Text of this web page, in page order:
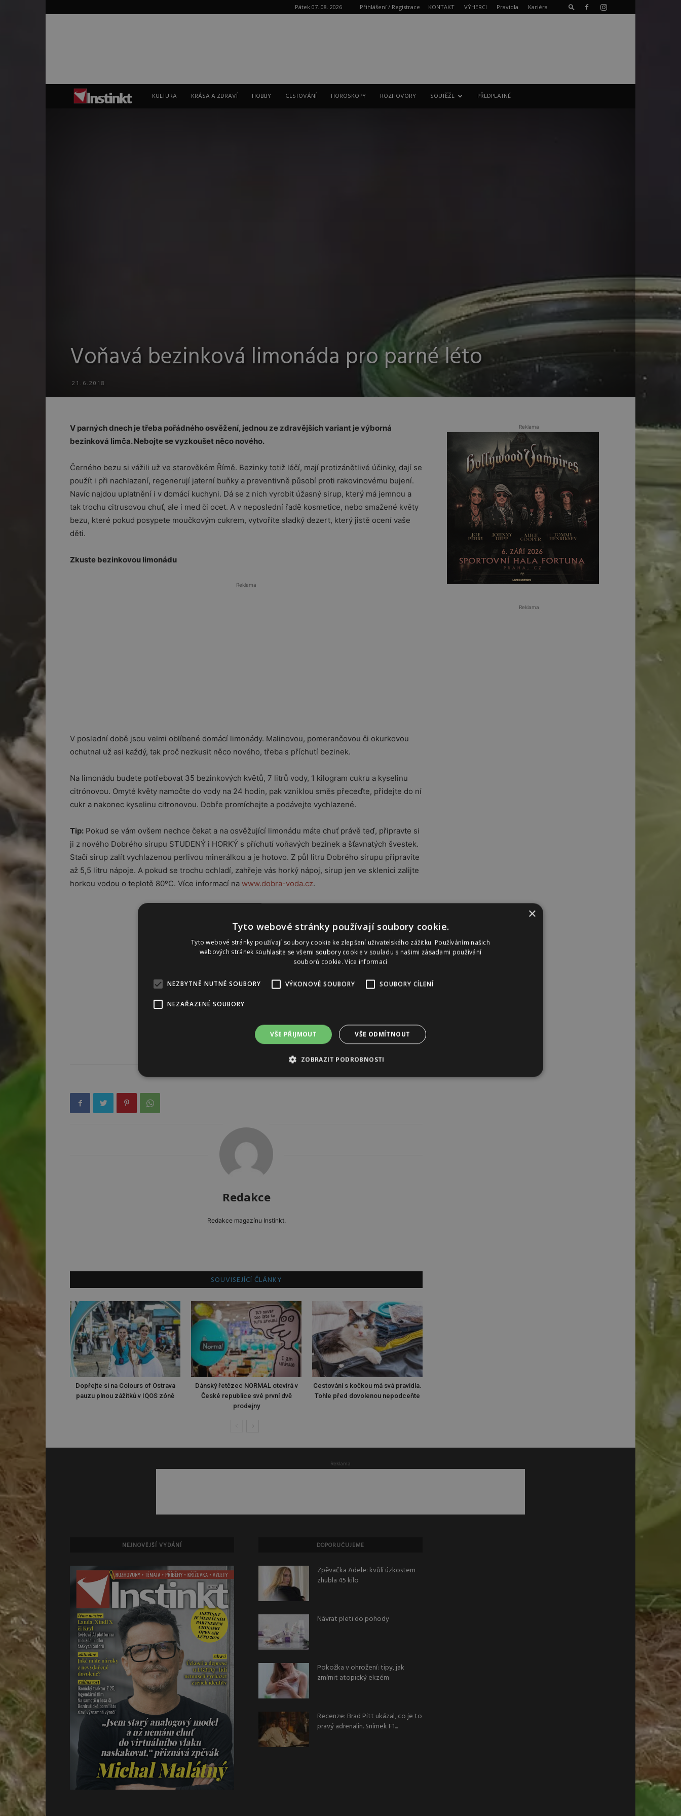
Pátek 07. 08. 2026 Přihlášení / Registrace KONTAKT VÝHERCI Pravidla Kariéra
Instinkt
KULTURA KRÁSA A ZDRAVÍ HOBBY CESTOVÁNÍ HOROSKOPY ROZHOVORY SOUTĚŽE PŘEDPLATNÉ
Voňavá bezinková limonáda pro parné léto
21.6.2018
V parných dnech je třeba pořádného osvěžení, jednou ze zdravějších variant je výborná
bezinková limča. Nebojte se vyzkoušet něco nového.
Černého bezu si vážili už ve starověkém Římě. Bezinky totiž léčí, mají protizánětlivé účinky, dají se
použít i při nachlazení, regenerují jaterní buňky a preventivně působí proti rakovinovému bujení.
Navíc najdou uplatnění i v domácí kuchyni. Dá se z nich vyrobit úžasný sirup, který má jemnou a
tak trochu citrusovou chuť, ale i med či ocet. A v neposlední řadě kosmetice, nebo smažené květy
bezu, které pokud posypete moučkovým cukrem, vytvoříte sladký dezert, který jistě ocení vaše
děti.
Zkuste bezinkovou limonádu
Reklama
V poslední době jsou velmi oblíbené domácí limonády. Malinovou, pomerančovou či okurkovou
ochutnal už asi každý, tak proč nezkusit něco nového, třeba s příchutí bezinek.
Na limonádu budete potřebovat 35 bezinkových květů, 7 litrů vody, 1 kilogram cukru a kyselinu
citrónovou. Omyté květy namočte do vody na 24 hodin, pak vzniklou směs přeceďte, přidejte do ní
cukr a nakonec kyselinu citronovou. Dobře promíchejte a podávejte vychlazené.
Tip: Pokud se vám ovšem nechce čekat a na osvěžující limonádu máte chuť právě teď, připravte si
ji z nového Dobrého sirupu STUDENÝ i HORKÝ s příchutí voňavých bezinek a šťavnatých švestek.
Stačí sirup zalít vychlazenou perlivou minerálkou a je hotovo. Z půl litru Dobrého sirupu připravíte
až 5,5 litru nápoje. A pokud se trochu ochladí, zahřeje vás horký nápoj, sirup jen ve sklenici zalijte
horkou vodou o teplotě 80ºC. Více informací na www.dobra-voda.cz.
Redakce
Redakce magazínu Instinkt.
SOUVISEJÍCÍ ČLÁNKY
Dopřejte si na Colours of Ostrava
pauzu plnou zážitků v IQOS zóně
Dánský řetězec NORMAL otevírá v
České republice své první dvě
prodejny
Cestování s kočkou má svá pravidla.
Tohle před dovolenou nepodceňte
Reklama
Reklama
Reklama
NEJNOVĚJŠÍ VYDÁNÍ DOPORUČUJEME
Zpěvačka Adele: kvůli úzkostem
zhubla 45 kilo
Návrat pleti do pohody
Pokožka v ohrožení: tipy, jak
zmírnit atopický ekzém
Recenze: Brad Pitt ukázal, co je to
pravý adrenalin. Snímek F1...
×
Tyto webové stránky používají soubory cookie.
Tyto webové stránky používají soubory cookie ke zlepšení uživatelského zážitku. Používáním našich
webových stránek souhlasíte se všemi soubory cookie v souladu s našimi zásadami používání
souborů cookie.Více informací
NEZBYTNĚ NUTNÉ SOUBORY VÝKONOVÉ SOUBORY SOUBORY CÍLENÍ
NEZAŘAZENÉ SOUBORY
VŠE PŘIJMOUT VŠE ODMÍTNOUT
ZOBRAZIT PODROBNOSTI